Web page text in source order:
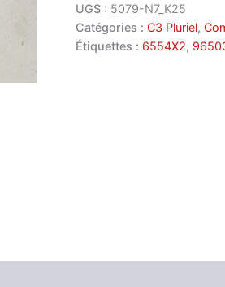
UGS : 5079-N7_K25
Catégories : C3 Pluriel,
Étiquettes : 6554X2,